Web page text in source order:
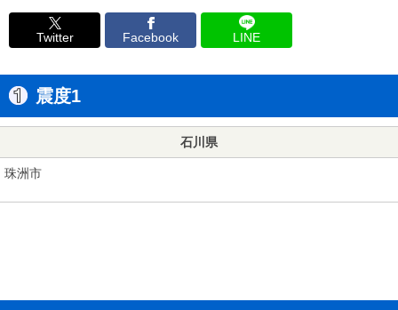
Twitter Facebook LINE
震度1
石川県
珠洲市